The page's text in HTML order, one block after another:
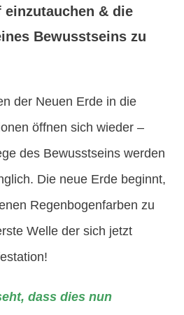
& die
Bewusstseins zu
der Neuen Erde in die
öffnen sich wieder –
des Bewusstseins werden
Die neue Erde beginnt,
Regenbogenfarben zu
Welle der sich jetzt
dass dies nun